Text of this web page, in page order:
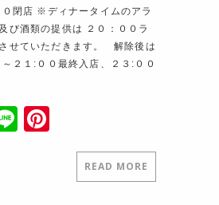
閉店 ※ディナータイムのアラ
び酒類の提供は ２０：００ラ
せていただきます。 解除後は
２１:００最終入店、２３:００
Li
READ MORE